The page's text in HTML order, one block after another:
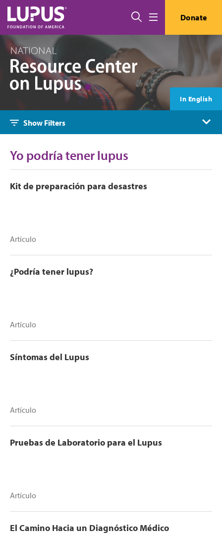
Pasar al contenido principal
Buscar Donate
In English
Show Filters
Yo podría tener lupus
Kit de preparación para desastres
Artículo
¿Podría tener lupus?
Artículo
Síntomas del Lupus
Artículo
Pruebas de Laboratorio para el Lupus
Artículo
El Camino Hacia un Diagnóstico Médico